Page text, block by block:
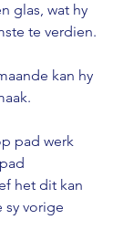
glas, wat hy
te verdien.
kan hy
pad werk
het dit kan
sy vorige